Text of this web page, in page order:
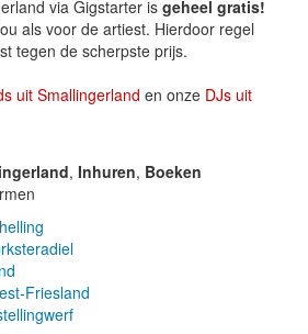
via Gigstarter is geheel gratis!
als voor de artiest. Hierdoor regel
tegen de scherpste prijs.
uit Smallingerland en onze DJs uit
, Inhuren, Boeken
Friesland